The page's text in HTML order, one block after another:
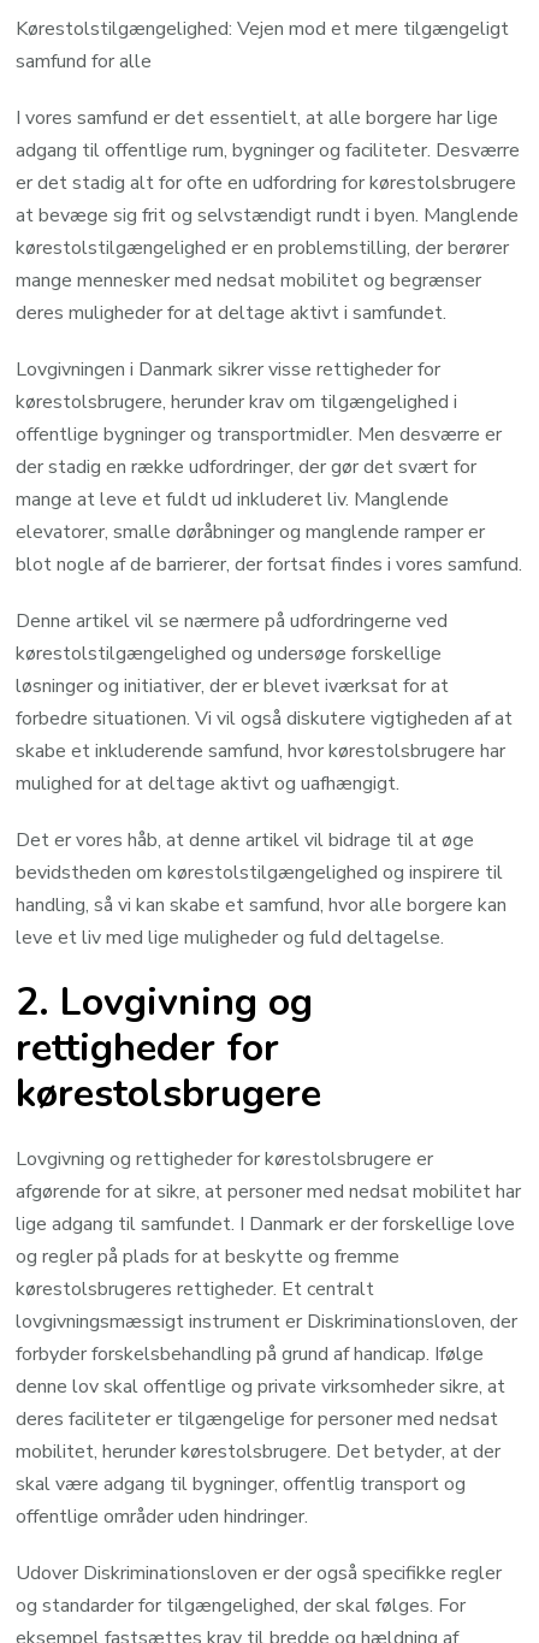
Kørestolstilgængelighed: Vejen mod et mere tilgængeligt
samfund for alle
I vores samfund er det essentielt, at alle borgere har lige
adgang til offentlige rum, bygninger og faciliteter. Desværre
er det stadig alt for ofte en udfordring for kørestolsbrugere
at bevæge sig frit og selvstændigt rundt i byen. Manglende
kørestolstilgængelighed er en problemstilling, der berører
mange mennesker med nedsat mobilitet og begrænser
deres muligheder for at deltage aktivt i samfundet.
Lovgivningen i Danmark sikrer visse rettigheder for
kørestolsbrugere, herunder krav om tilgængelighed i
offentlige bygninger og transportmidler. Men desværre er
der stadig en række udfordringer, der gør det svært for
mange at leve et fuldt ud inkluderet liv. Manglende
elevatorer, smalle døråbninger og manglende ramper er
blot nogle af de barrierer, der fortsat findes i vores samfund.
Denne artikel vil se nærmere på udfordringerne ved
kørestolstilgængelighed og undersøge forskellige
løsninger og initiativer, der er blevet iværksat for at
forbedre situationen. Vi vil også diskutere vigtigheden af at
skabe et inkluderende samfund, hvor kørestolsbrugere har
mulighed for at deltage aktivt og uafhængigt.
Det er vores håb, at denne artikel vil bidrage til at øge
bevidstheden om kørestolstilgængelighed og inspirere til
handling, så vi kan skabe et samfund, hvor alle borgere kan
leve et liv med lige muligheder og fuld deltagelse.
2. Lovgivning og
rettigheder for
kørestolsbrugere
Lovgivning og rettigheder for kørestolsbrugere er
afgørende for at sikre, at personer med nedsat mobilitet har
lige adgang til samfundet. I Danmark er der forskellige love
og regler på plads for at beskytte og fremme
kørestolsbrugeres rettigheder. Et centralt
lovgivningsmæssigt instrument er Diskriminationsloven, der
forbyder forskelsbehandling på grund af handicap. Ifølge
denne lov skal offentlige og private virksomheder sikre, at
deres faciliteter er tilgængelige for personer med nedsat
mobilitet, herunder kørestolsbrugere. Det betyder, at der
skal være adgang til bygninger, offentlig transport og
offentlige områder uden hindringer.
Udover Diskriminationsloven er der også specifikke regler
og standarder for tilgængelighed, der skal følges. For
eksempel fastsættes krav til bredde og hældning af